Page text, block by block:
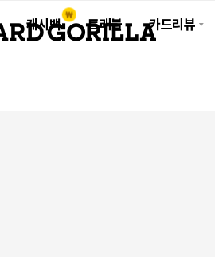
캐시백 트래블 카드리뷰